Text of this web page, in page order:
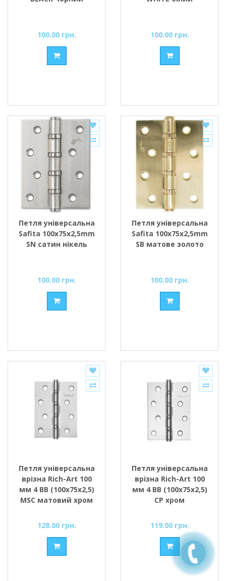
100.00 грн. 100.00 грн.
Петля універсальна
Safita 100х75х2,5mm
SN сатин нікель
100.00 грн.
Петля універсальна
Safita 100х75х2,5mm
SB матове золото
100.00 грн.
Петля універсальна
врізна Rich-Art 100
мм 4 ВВ (100х75х2,5)
MSC матовий хром
128.00 грн.
Петля універсальна
врізна Rich-Art 100
мм 4 ВВ (100х75х2,5)
СР хром
119.00 грн.